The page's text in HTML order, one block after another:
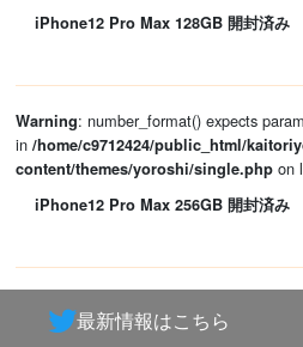
最新情報はこちら
iPhone12 Pro Max 128GB 開封済み
Warning: number_format() expects
in /home/c9712424/public_html/
content/themes/yoroshi/single.phpon
iPhone12 Pro Max 256GB 開封済み
: number_format() expects
/home/c9712424/public_html/